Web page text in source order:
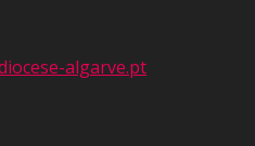
algarve.pt